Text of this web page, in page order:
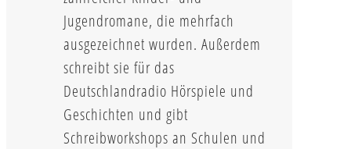
Jugendromane, die mehrfach
ausgezeichnet wurden. Außerdem
schreibt sie für das
Deutschlandradio Hörspiele und
Geschichten und gibt
Schreibworkshops an Schulen und